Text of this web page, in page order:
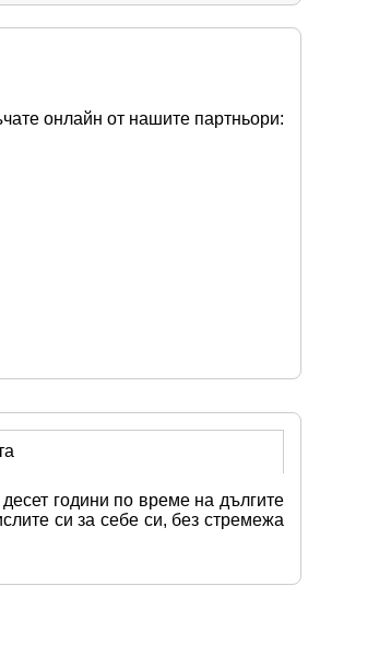
онлайн от нашите партньори:
години по време на дългите
си за себе си, без стремежа